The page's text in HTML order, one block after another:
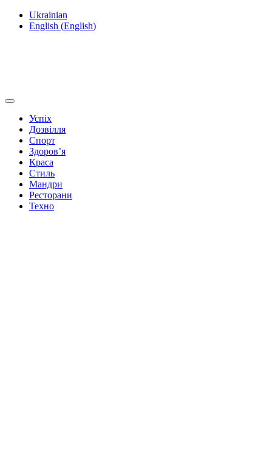
Ukrainian
English (English)
Успіх
Дозвілля
Спорт
Здоров’я
Краса
Стиль
Мандри
Ресторани
Техно